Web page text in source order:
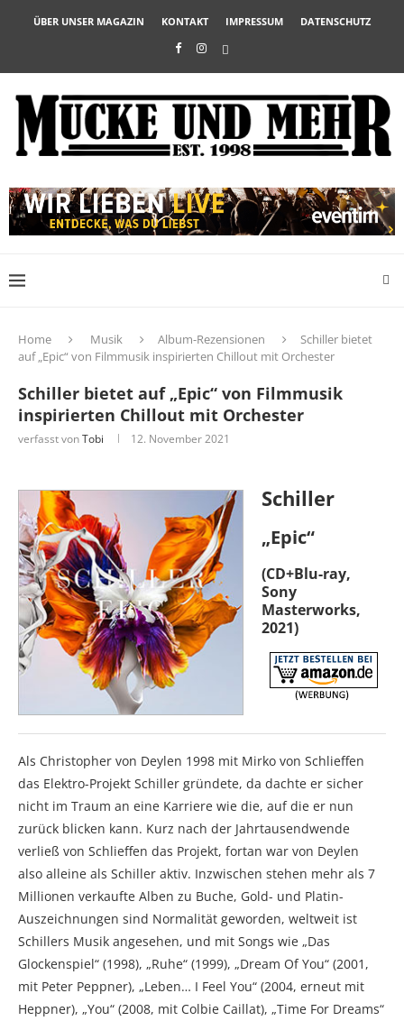
ÜBER UNSER MAGAZIN KONTAKT IMPRESSUM DATENSCHUTZ
Home Musik Album-Rezensionen
Schiller bietet
auf „Epic“ von Filmmusik inspirierten Chillout mit Orchester
Schiller bietet auf „Epic“ von Filmmusik
inspirierten Chillout mit Orchester
verfasst vonTobi 12. November 2021
Schiller
„Epic“
(CD+Blu-ray,
Sony
Masterworks,
2021)
Als Christopher von Deylen 1998 mit Mirko von Schlieffen
das Elektro-Projekt Schiller gründete, da dachte er sicher
nicht im Traum an eine Karriere wie die, auf die er nun
zurück blicken kann. Kurz nach der Jahrtausendwende
verließ von Schlieffen das Projekt, fortan war von Deylen
also alleine als Schiller aktiv. Inzwischen stehen mehr als 7
Millionen verkaufte Alben zu Buche, Gold- und Platin-
Auszeichnungen sind Normalität geworden, weltweit ist
Schillers Musik angesehen, und mit Songs wie „Das
Glockenspiel“ (1998), „Ruhe“ (1999), „Dream Of You“ (2001,
mit Peter Peppner), „Leben… I Feel You“ (2004, erneut mit
Heppner), „You“ (2008, mit Colbie Caillat), „Time For Dreams“